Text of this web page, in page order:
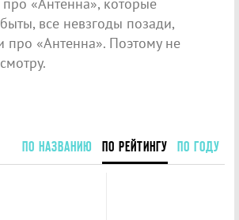
все невзгоды позади,
«Антенна». Поэтому не
ПО НАЗВАНИЮ ПО РЕЙТИНГУ ПО ГОДУ